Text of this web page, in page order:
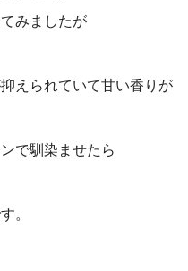
みましたが
えられていて甘い香りが
で馴染ませたら
。